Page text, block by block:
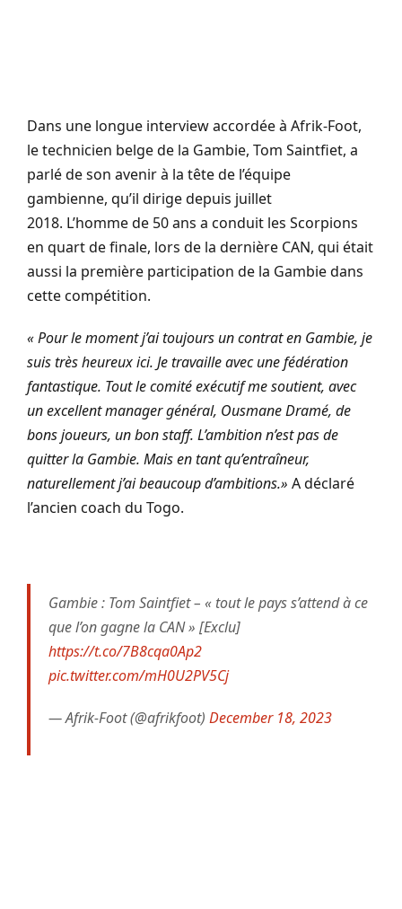
Dans une longue interview accordée à Afrik-Foot,
le technicien belge de la Gambie, Tom Saintfiet, a
parlé de son avenir à la tête de l’équipe
gambienne, qu’il dirige depuis juillet
2018. L’homme de 50 ans a conduit les Scorpions
en quart de finale, lors de la dernière CAN, qui était
aussi la première participation de la Gambie dans
cette compétition.
« Pour le moment j’ai toujours un contrat en Gambie, je
suis très heureux ici. Je travaille avec une fédération
fantastique. Tout le comité exécutif me soutient, avec
un excellent manager général, Ousmane Dramé, de
bons joueurs, un bon staff. L’ambition n’est pas de
quitter la Gambie. Mais en tant qu’entraîneur,
naturellement j’ai beaucoup d’ambitions.» A déclaré
l’ancien coach du Togo.
Gambie : Tom Saintfiet – « tout le pays s’attend à ce
que l’on gagne la CAN » [Exclu]
https://t.co/7B8cqa0Ap2
pic.twitter.com/mH0U2PV5Cj
— Afrik-Foot (@afrikfoot) December 18, 2023